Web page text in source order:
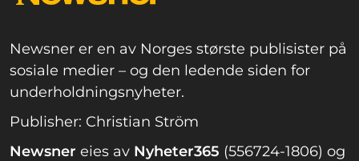
Newsner er en av Norges største publisister på
sosiale medier – og den ledende siden for
underholdningsnyheter.
Publisher: Christian Ström
Newsner eies av Nyheter365 (556724-1806) og